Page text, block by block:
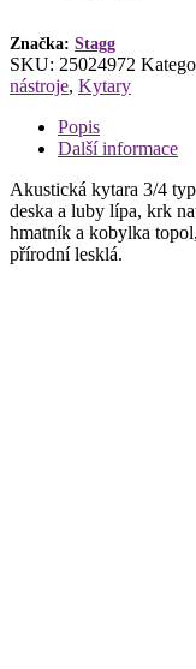
typu
Dreadnought
množství
Značka: Stagg
SKU: 25024972
nástroje, Kytary
Popis
Další informace
Akustická kytara 3/4
deska a luby lípa, krk
hmatník a kobylka
přírodní lesklá.